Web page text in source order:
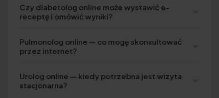
Czy diabetolog online może wystawić e-
receptę i omówić wyniki?
Pulmonolog online — co mogę skonsultować
przez internet?
Urolog online — kiedy potrzebna jest wizyta
stacjonarna?